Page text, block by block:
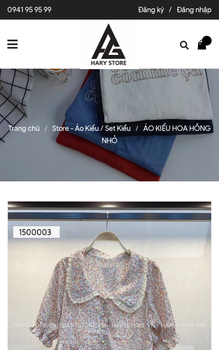
0941 95 95 99 Đăng ký / Đăng nhập
Trang chủ / Store - Áo Kiểu / Set Kiểu /
ÁO KIỂU HOA HỒNG
NHỎ